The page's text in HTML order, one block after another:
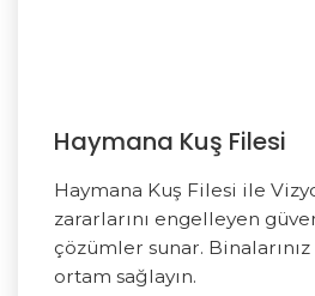
Haymana Kuş Filesi
Haymana Kuş Filesi ile
zararlarını engelleyen
çözümler sunar.
ortam sağlayın.